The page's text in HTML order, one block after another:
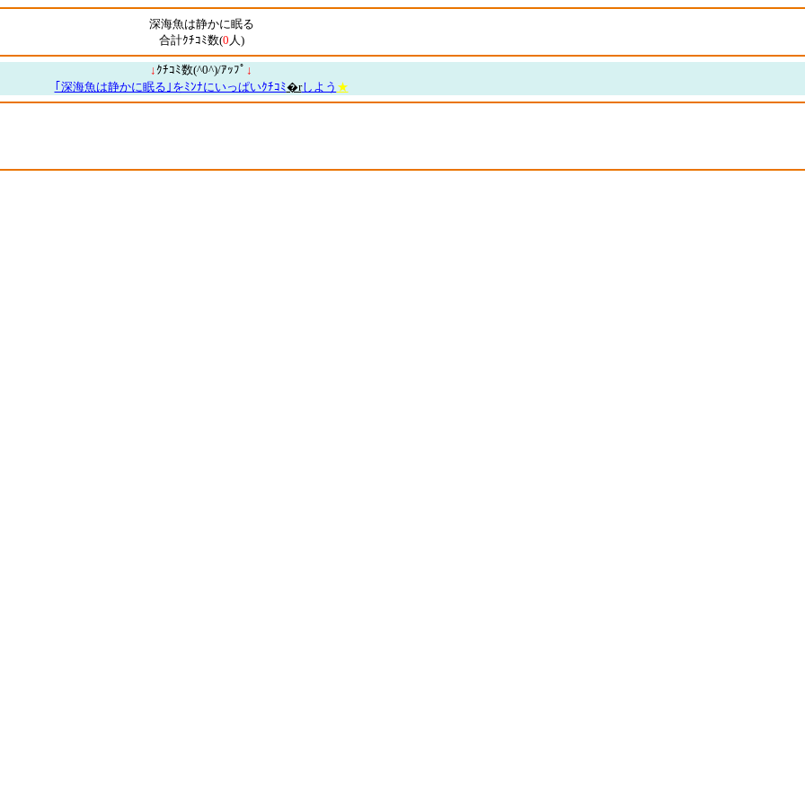
深海魚は静かに眠る
合計ｸﾁｺﾐ数(0 人)
↓ ｸﾁｺﾐ数(^0^)/ｱｯﾌﾟ ↓
｢深海魚は静かに眠る｣をﾐﾝﾅにいっぱいｸﾁｺﾐ�rしよう ★